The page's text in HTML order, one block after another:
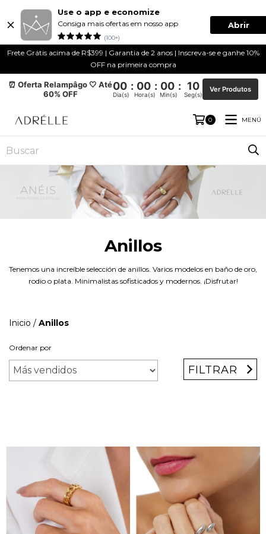
Use o app e economize
Consiga mais ofertas em nosso app
(100+)
Abrir
Frete Grátis acima de R$399 | Garantia de 2 anos | Inscreva-se e ganhe 10%
OFF na primeira compra
⏰ Oferta Relampâgo 🤍 Até
60% OFF
00 : 00 : 00 : 10
Dia(s) Hora(s) Min(s) Seg(s)
Ver Produtos
0 MENÚ
Anillos
Tenemos una increíble selección de anillos. Varios modelos en baño de oro,
rodio o plata. Minimalistas sofisticados y modernos. ¡Disfrutar!
Inicio / Anillos
Ordenar por
FILTRAR